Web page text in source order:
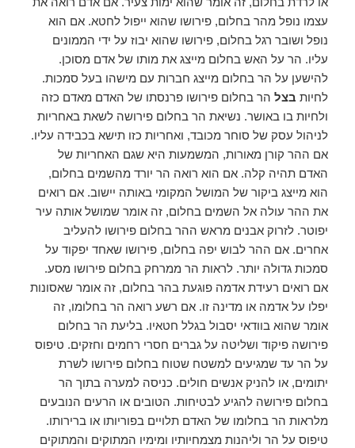
עצמו נופל מהר בחלום, פירושו שהוא ייפול לחטא. אם הוא
נופל ושובר רגל בחלום, פירושו שהוא יבוז על ידי הממונים
עליו. הר על האש בחלום מייצג את מותו של אדם מסוכן.
להישען על הר בחלום מייצג חברות עם מישהו בעל סמכות.
לחיות בצל הר בחלום פירושו פרנסתו של האדם מאדם כזה
ולחיות בו באושר. נשיאת הר בחלום פירושה לשאת באחריות
לניהול עסק של סוחר מכובד, ואחריות כזו תישא בכבידה עליו.
אם ההר קורן מאורות, המשמעות היא שגם האחריות של
האדם תהיה קלה. אם הוא רואה הר יורד מהשמים בחלום,
הוא מייצג ביקור של המושל המקומי באותה יישוב. אם רואים
את ההר עולה אל השמים בחלום, זה אומר שמושל אותה עיר
יפוטר. לזרוק אבנים מראש ההר בחלום פירושו להעליב
אחרים. אם ההר לבוש יפה בחלום, פירושו שאחד יפקוד על
סמכות גדולה יותר. לראות הר ממרחק בחלום פירושו מסע.
אם רואים רעידת אדמה פוגעת בהר בחלום, זה אומר שאסונות
יפלו על אדמה או מדינה זו. אם רשע רואה הר בחלומו, זה
אומר שהוא בוודאי יסבול בגלל חטאיו. בליעת הר בחלום
פירושה פיקוד ושליטה על גברים חסרי רחמים וחזקים. טיפוס
על הר עד שמגיעים למשטח שטוח בחלום פירושו לשרת
יתומים, או להניק אנשים חולים. כניסה למערה בתוך הר
בחלום פירושה להגיע לבטיחות. הטובים או הרעים הנובעים
מלראות הר בחלומו של האדם תלויים בפוריותו או ברירותו.
טיפוס על הר וליהנות מצמחיותיו ומימיו המתוקים והמתוקים